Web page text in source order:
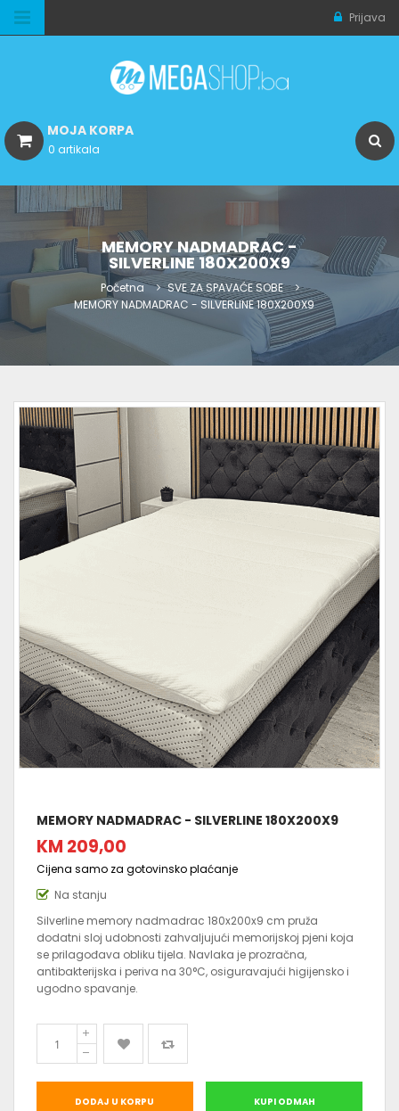
Prijava
MOJA KORPA
0 artikala
MEMORY NADMADRAC -
SILVERLINE 180X200X9
Početna
SVE ZA SPAVAĆE SOBE
MEMORY NADMADRAC - SILVERLINE 180X200X9
MEMORY NADMADRAC - SILVERLINE 180X200X9
KM 209,00
Cijena samo za gotovinsko plaćanje
Na stanju
Silverline memory nadmadrac 180x200x9 cm pruža
dodatni sloj udobnosti zahvaljujući memorijskoj pjeni koja
se prilagođava obliku tijela. Navlaka je prozračna,
antibakterijska i periva na 30°C, osiguravajući higijensko i
ugodno spavanje.
DODAJ U KORPU KUPI ODMAH